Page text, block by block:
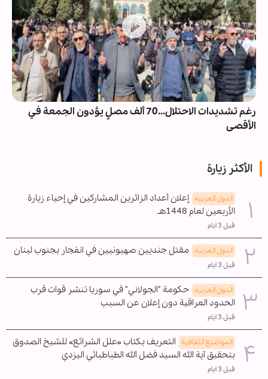
رغم تشديدات الاحتلال...70 ألف مصلٍ يؤدون الجمعة في
الأقصى
الأكثر زيارة
الدول العربیه إعلان أعداد الزائرين المشاركين في إحياء زيارة
الأربعين لعام 1448هـ
قبل 3 ايام
الدول العربیه مقتل جنديين صهيونيين في انفجار بجنوب لبنان
قبل 3 ايام
الدول العربیه حكومة "الجولاني" في سوريا تنشر قوات قرب
الحدود العراقية دون إعلان عن السبب
قبل 3 ايام
المواضیع الثقافية التعريف بكتاب «علل الشرائع» للشيخ الصدوق
بتحقيق آية الله السيد فضل الله الطباطبائي اليزدي
قبل 3 ايام